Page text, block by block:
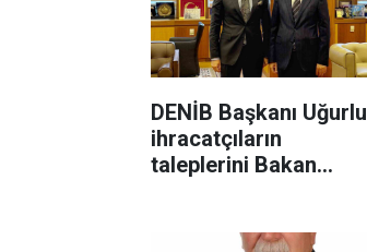
DENİB Başkanı Uğurlu
ihracatçıların
taleplerini Bakan